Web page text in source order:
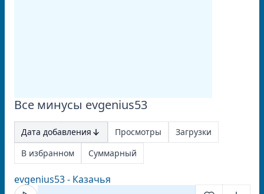
Все минусы evgenius53
Дата добавления Просмотры
Загрузки
В избранном
Суммарный
evgenius53 - Казачья